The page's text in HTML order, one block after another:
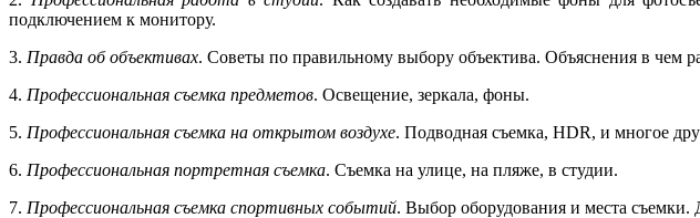
подключением к монитору.
3. Правда об объективах. Советы по правильному выбору объектива. Объяснения в чем
4. Профессиональная съемка предметов. Освещение, зеркала, фоны.
5. Профессиональная съемка на открытом воздухе. Подводная съемка, HDR, и многое
6. Профессиональная портретная съемка. Съемка на улице, на пляже, в студии.
7. Профессиональная съемка спортивных событий. Выбор оборудования и места